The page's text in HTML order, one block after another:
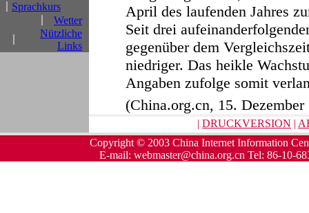
Sprachkurs
Wetter
Nützliche
Links
April des laufenden Jahres
Seit drei
gegenüber dem
niedriger. Das heikle
Angaben zufolge somit
(China.org.cn, 15. Dezember
| DRUCKVERSION |
Copyright © 2003 China Internet Information
E-mail: webmaster@china.org.cn Tel: 86-10-